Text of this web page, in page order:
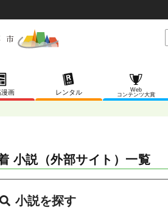
画 レンタル
Web
コンテンツ大賞
小説（外部サイト）一覧
小説を探す